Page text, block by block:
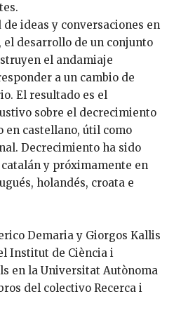
ideas y conversaciones en
desarrollo de un conjunto
el andamiaje
a un cambio de
El resultado es el
sobre el decrecimiento
en castellano, útil como
Decrecimiento ha sido
y próximamente en
holandés, croata e
Demaria y Giorgos Kallis
Institut de Ciència i
en la Universitat Autònoma
del colectivo Recerca i